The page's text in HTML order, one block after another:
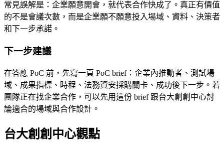
常見誤解是：企業願意開會，就代表合作快成了。真正有價值
的不是會議次數，而是企業願不願意投入場域、資料、決策者
和下一步承諾。
下一步建議
在答應 PoC 前，先寫一頁 PoC brief：企業內推動者、測試場
域、成果指標、時程、法務資安採購關卡、成功後下一步。若
團隊正在找企業合作，可以先用這份 brief 跟台大創創中心討
論適合的場域與合作設計。
台大創創中心觀點